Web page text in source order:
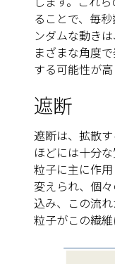
ることで、毎
ンダムな動き
まざまな角度
する可能性が高
遮断
遮断は、拡散
ほどには十分
粒子に主に作
変えられ、個
込み、この流
粒子がこの繊維